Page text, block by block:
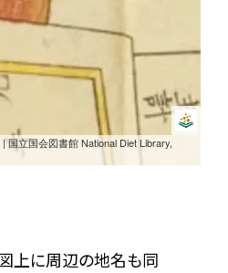
| 国立国会図書館 National Diet Library,
上に周辺の地名も同